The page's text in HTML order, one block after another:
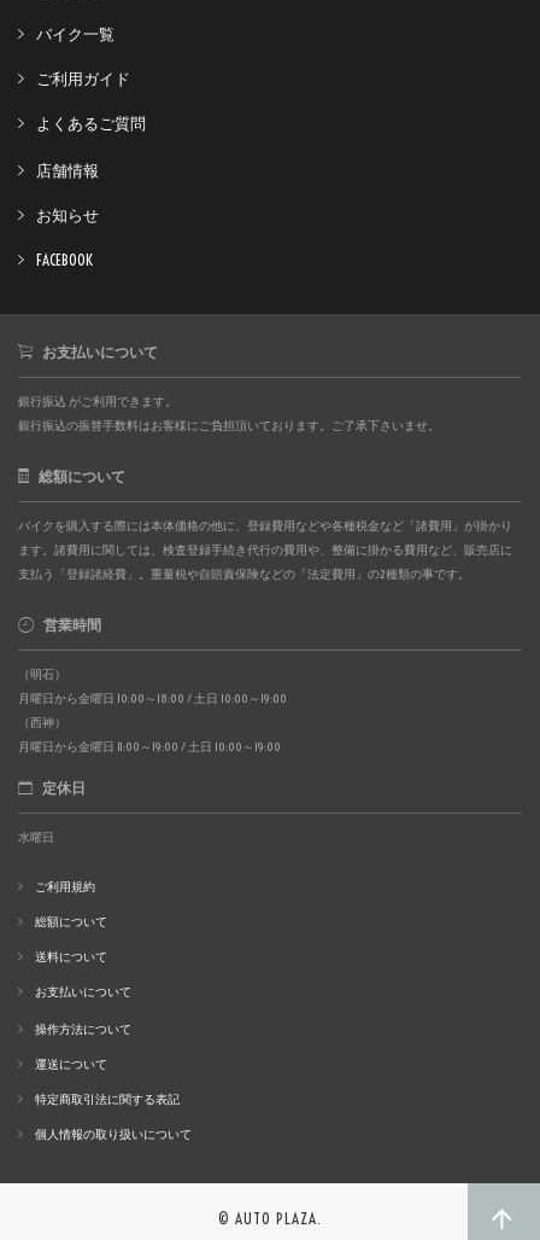
バイク一覧
ご利用ガイド
よくあるご質問
店舗情報
お知らせ
FACEBOOK
お支払いについて
銀行振込 がご利用できます。
銀行振込の振替手数料はお客様にご負担頂いております。ご了承下さいませ。
総額について
バイクを購入する際には本体価格の他に、登録費用などや各種税金など「諸費用」が掛かり
ます。諸費用に関しては、検査登録手続き代行の費用や、整備に掛かる費用など、販売店に
支払う「登録諸経費」。重量税や自賠責保険などの「法定費用」の2種類の事です。
営業時間
（明石）
月曜日から金曜日 10:00～18:00 / 土日 10:00～19:00
（西神）
月曜日から金曜日 11:00～19:00 / 土日 10:00～19:00
定休日
水曜日
ご利用規約
総額について
送料について
お支払いについて
操作方法について
運送について
特定商取引法に関する表記
個人情報の取り扱いについて
© AUTO PLAZA.